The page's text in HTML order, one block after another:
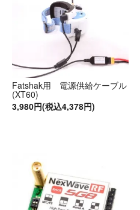
Fatshak用 電源供給ケーブル
(XT60)
3,980円(税込4,378円)